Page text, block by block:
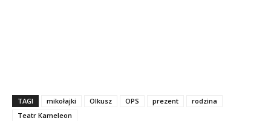
TAGI mikołajki Olkusz OPS prezent
rodzina
Teatr Kameleon